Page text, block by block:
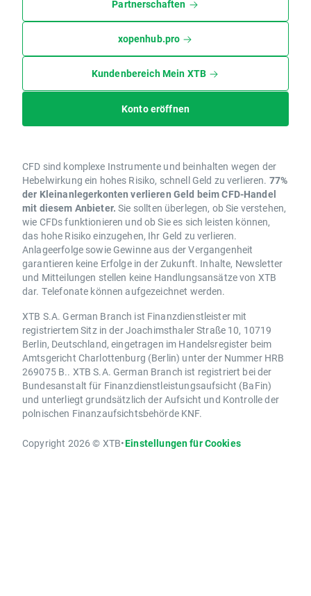
Partnerschaften
xopenhub.pro
Kundenbereich Mein XTB
Konto eröffnen
CFD sind komplexe Instrumente und beinhalten wegen der
Hebelwirkung ein hohes Risiko, schnell Geld zu verlieren. 77%
der Kleinanlegerkonten verlieren Geld beim CFD-Handel
mit diesem Anbieter. Sie sollten überlegen, ob Sie verstehen,
wie CFDs funktionieren und ob Sie es sich leisten können,
das hohe Risiko einzugehen, Ihr Geld zu verlieren.
Anlageerfolge sowie Gewinne aus der Vergangenheit
garantieren keine Erfolge in der Zukunft. Inhalte, Newsletter
und Mitteilungen stellen keine Handlungsansätze von XTB
dar. Telefonate können aufgezeichnet werden.
XTB S.A. German Branch ist Finanzdienstleister mit
registriertem Sitz in der Joachimsthaler Straße 10, 10719
Berlin, Deutschland, eingetragen im Handelsregister beim
Amtsgericht Charlottenburg (Berlin) unter der Nummer HRB
269075 B.. XTB S.A. German Branch ist registriert bei der
Bundesanstalt für Finanzdienstleistungsaufsicht (BaFin)
und unterliegt grundsätzlich der Aufsicht und Kontrolle der
polnischen Finanzaufsichtsbehörde KNF.
Copyright 2026 © XTB•Einstellungen für Cookies